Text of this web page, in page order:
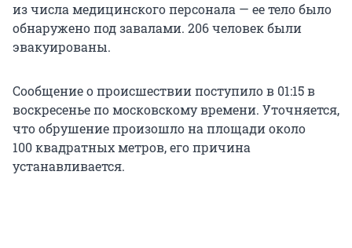
из числа медицинского персонала — ее тело было
обнаружено под завалами. 206 человек были
эвакуированы.
Сообщение о происшествии поступило в 01:15 в
воскресенье по московскому времени. Уточняется,
что обрушение произошло на площади около
100 квадратных метров, его причина
устанавливается.